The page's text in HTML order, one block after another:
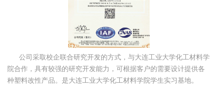
公司采取校企联合研究开发的方式，与大连工业大学化工材料学
院合作，具有较强的研究开发能力，可根据客户的需要设计提供各
种塑料改性产品。是大连工业大学化工材料学院学生实习基地。